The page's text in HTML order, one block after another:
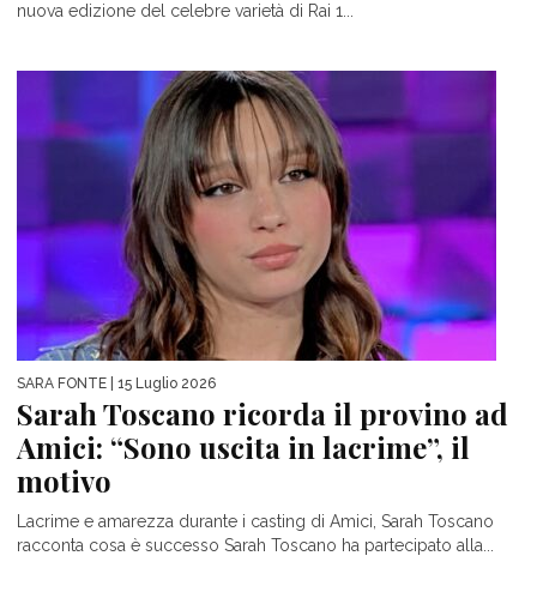
nuova edizione del celebre varietà di Rai 1...
SARA FONTE | 15 Luglio 2026
Sarah Toscano ricorda il provino ad
Amici: “Sono uscita in lacrime”, il
motivo
Lacrime e amarezza durante i casting di Amici, Sarah Toscano
racconta cosa è successo Sarah Toscano ha partecipato alla...